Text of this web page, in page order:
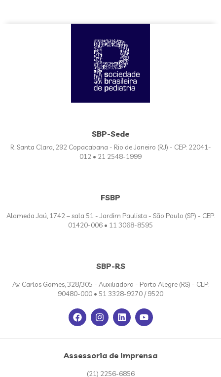
SBP-Sede
R. Santa Clara, 292 Copacabana - Rio de Janeiro (RJ) - CEP: 22041-
012 • 21 2548-1999
FSBP
Alameda Jaú, 1742 – sala 51 - Jardim Paulista - São Paulo (SP) - CEP:
01420-006 • 11 3068-8595
SBP-RS
Av. Carlos Gomes, 328/305 - Auxiliadora - Porto Alegre (RS) - CEP:
90480-000 • 51 3328-9270 / 9520
Assessoria de Imprensa
(21) 2256-6856